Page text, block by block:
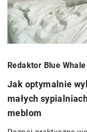
Redaktor Blue
Jak optymalnie
małych
meblom